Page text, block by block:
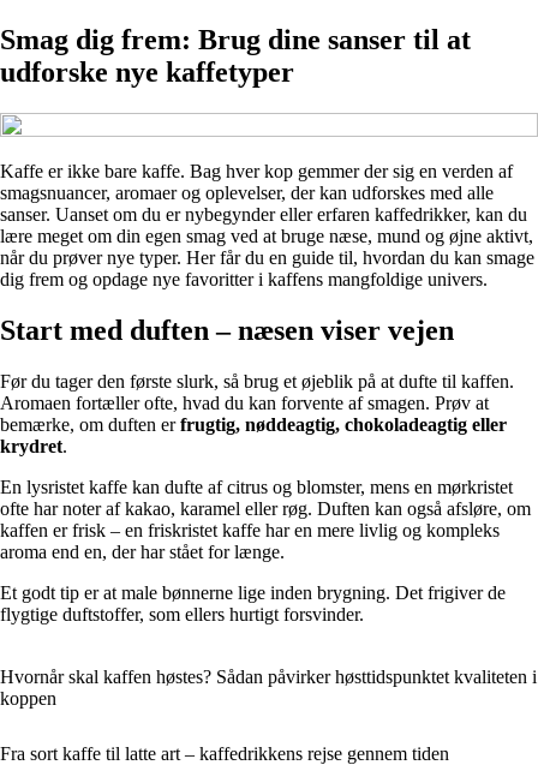
Smag dig frem: Brug dine sanser til at
udforske nye kaffetyper
Kaffe er ikke bare kaffe. Bag hver kop gemmer der sig en verden af
smagsnuancer, aromaer og oplevelser, der kan udforskes med alle
sanser. Uanset om du er nybegynder eller erfaren kaffedrikker, kan du
lære meget om din egen smag ved at bruge næse, mund og øjne aktivt,
når du prøver nye typer. Her får du en guide til, hvordan du kan smage
dig frem og opdage nye favoritter i kaffens mangfoldige univers.
Start med duften – næsen viser vejen
Før du tager den første slurk, så brug et øjeblik på at dufte til kaffen.
Aromaen fortæller ofte, hvad du kan forvente af smagen. Prøv at
bemærke, om duften erfrugtig, nøddeagtig, chokoladeagtig eller
krydret.
En lysristet kaffe kan dufte af citrus og blomster, mens en mørkristet
ofte har noter af kakao, karamel eller røg. Duften kan også afsløre, om
kaffen er frisk – en friskristet kaffe har en mere livlig og kompleks
aroma end en, der har stået for længe.
Et godt tip er at male bønnerne lige inden brygning. Det frigiver de
flygtige duftstoffer, som ellers hurtigt forsvinder.
Hvornår skal kaffen høstes? Sådan påvirker høsttidspunktet kvaliteten i
koppen
Fra sort kaffe til latte art – kaffedrikkens rejse gennem tiden